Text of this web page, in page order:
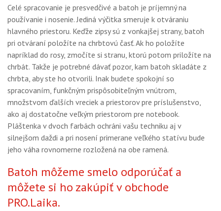
Celé spracovanie je presvedčivé a batoh je príjemný na
používanie i nosenie. Jediná výčitka smeruje k otváraniu
hlavného priestoru. Keďže zipsy sú z vonkajšej strany, batoh
pri otváraní položíte na chrbtovú časť. Ak ho položíte
napríklad do rosy, zmočíte si stranu, ktorú potom priložíte na
chrbát. Takže je potrebné dávať pozor, kam batoh skladáte z
chrbta, aby ste ho otvorili. Inak budete spokojní so
spracovaním, funkčným prispôsobiteľným vnútrom,
množstvom ďalších vreciek a priestorov pre príslušenstvo,
ako aj dostatočne veľkým priestorom pre notebook.
Pláštenka v dvoch farbách ochráni vašu techniku aj v
silnejšom daždi a pri nosení primerane veľkého statívu bude
jeho váha rovnomerne rozložená na obe ramená.
Batoh môžeme smelo odporúčať a
môžete si ho zakúpiť v obchode
PRO.Laika.